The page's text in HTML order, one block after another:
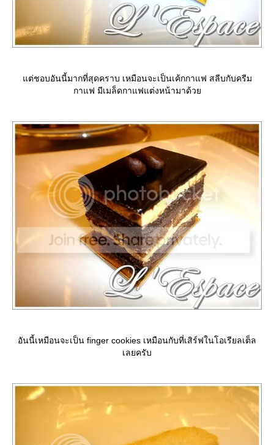
ต่ชอบอันนี้มากที่สุดคราบ เหมือนจะเป็นเค้กกาแฟ สลีบกับครีม
กาแฟ มีเมล็ดกาแฟแต่งหน้ามาด้ว
อันนี้เหมือนจะเป็น finger cookies เหมือนกับที่เสิร์ฟในโอเรียลเต็ล
เลยครับ